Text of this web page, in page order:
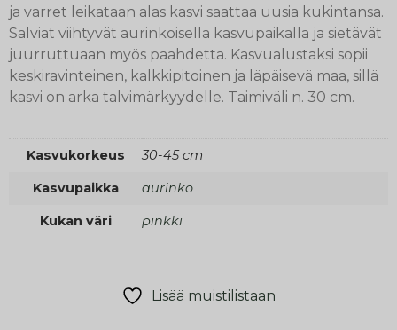
ja varret leikataan alas kasvi saattaa uusia kukintansa.
Salviat viihtyvät aurinkoisella kasvupaikalla ja sietävät
juurruttuaan myös paahdetta. Kasvualustaksi sopii
keskiravinteinen, kalkkipitoinen ja läpäisevä maa, sillä
kasvi on arka talvimärkyydelle. Taimiväli n. 30 cm.
Kasvukorkeus 30-45 cm
Kasvupaikka aurinko
Kukan väri pinkki
Lisää muistilistaan